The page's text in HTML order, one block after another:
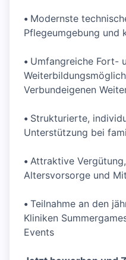
• Modernste
Pflegeumgebung und
• Umfangreiche Fort-
Verbundeigenen
• Strukturierte,
Unterstützung bei
• Attraktive
Altersvorsorge und
• Teilnahme an den
Kliniken
Events